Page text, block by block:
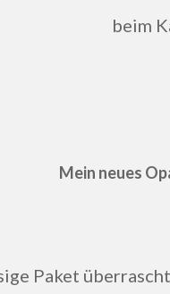
beim
Mein neues
Paket